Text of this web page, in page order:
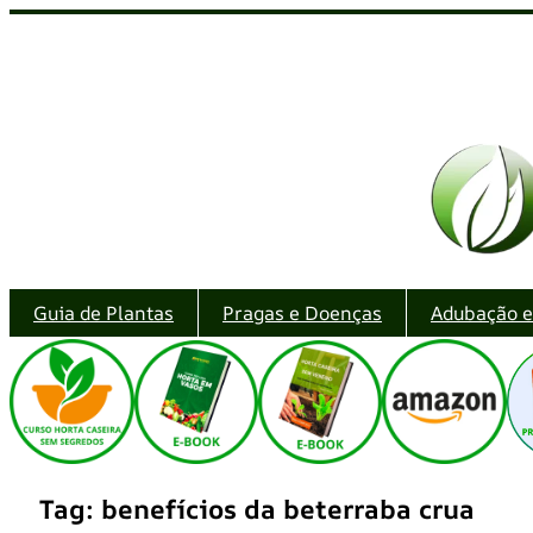
Guia de Plantas Pragas e Doenças Adubação
Tag: benefícios da beterraba crua